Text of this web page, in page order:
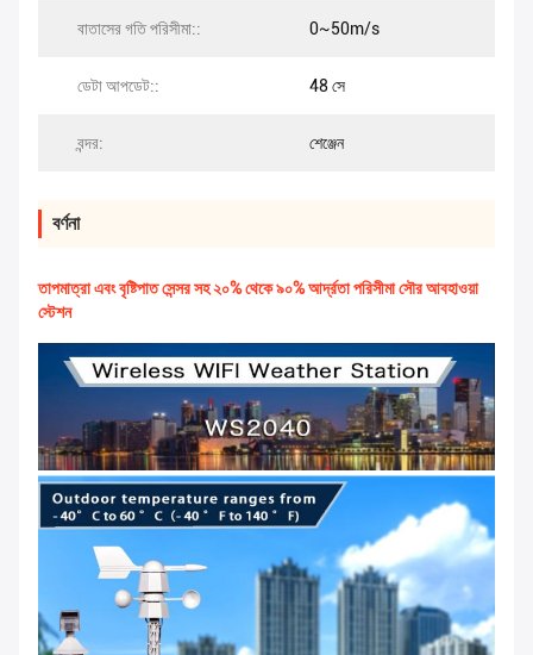
বাতাসের গতি পরিসীমা:: 0~50m/s
ডেটা আপডেট:: 48 সে
বন্দর: শেঞ্জেন
বর্ণনা
তাপমাত্রা এবং বৃষ্টিপাত সেন্সর সহ ২০% থেকে ৯০% আর্দ্রতা পরিসীমা সৌর আবহাওয়া
স্টেশন